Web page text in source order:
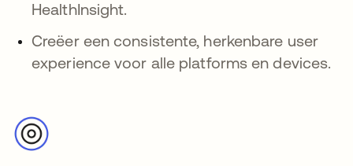
HealthInsight.
Creëer een consistente, herkenbare user
experience voor alle platforms en devices.